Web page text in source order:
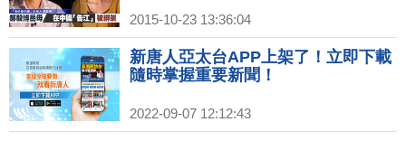
2015-10-23 13:36:04
新唐人亞太台APP上架了！立即下載
隨時掌握重要新聞！
2022-09-07 12:12:43